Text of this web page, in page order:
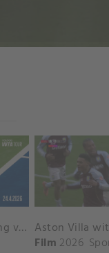
A Panova and Z Yang vs D Schuurs and E Perez Match Highlights - MADRID_Court 8 ( April 24, 2026)
Film 2026